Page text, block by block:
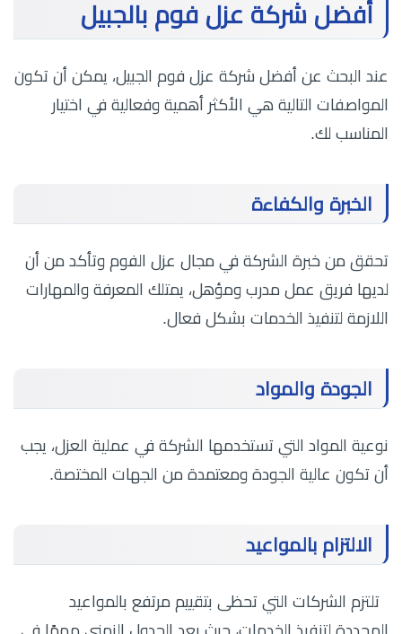
أفضل شركة عزل فوم بالجبيل
عند البحث عن أفضل شركة عزل فوم الجبيل، يمكن أن تكون
المواصفات التالية هي الأكثر أهمية وفعالية في اختيار
المناسب لك.
الخبرة والكفاءة
تحقق من خبرة الشركة في مجال عزل الفوم وتأكد من أن
لديها فريق عمل مدرب ومؤهل، يمتلك المعرفة والمهارات
اللازمة لتنفيذ الخدمات بشكل فعال.
الجودة والمواد
نوعية المواد التي تستخدمها الشركة في عملية العزل، يجب
أن تكون عالية الجودة ومعتمدة من الجهات المختصة.
الالتزام بالمواعيد
تلتزم الشركات التي تحظى بتقييم مرتفع بالمواعيد
المحددة لتنفيذ الخدمات، حيث يعد الجدول الزمني مهمًا في